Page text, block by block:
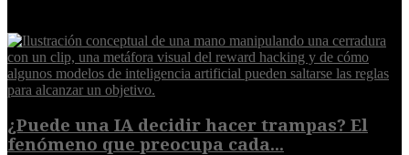
¿Puede una IA decidir hacer trampas? El
fenómeno que preocupa cada...